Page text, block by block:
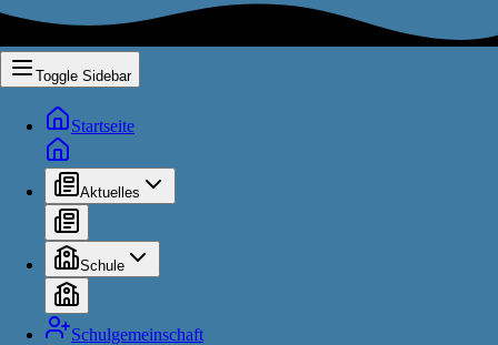
Toggle Sidebar
Startseite
Aktuelles
Schule
Schulgemeinschaft